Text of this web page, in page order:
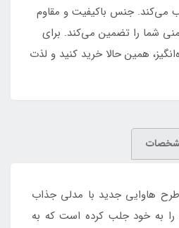
می‌کند. جنس باکیفیت و مقاوم
شما را تضمین می‌کند. برای
همین حالا خرید کنید و لذت
هاوایی جدید با مدلی جذاب
را به خود جلب کرده است که به